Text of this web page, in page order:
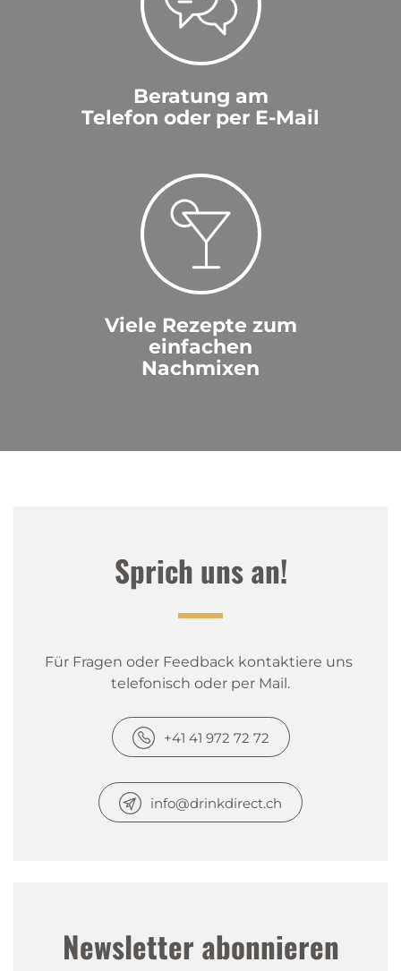
Beratung am
Telefon oder per E-Mail
Viele Rezepte zum
einfachen
Nachmixen
Sprich uns an!
Für Fragen oder Feedback kontaktiere uns
telefonisch oder per Mail.
+41 41 972 72 72
info@drinkdirect.ch
Newsletter abonnieren